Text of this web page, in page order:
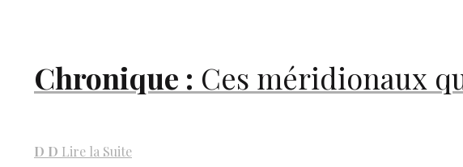
Chronique : Ces méridionaux
D D Lire la Suite